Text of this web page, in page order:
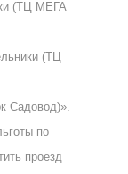
(ТЦ МЕГА
(ТЦ
Садовод)».
по
проезд